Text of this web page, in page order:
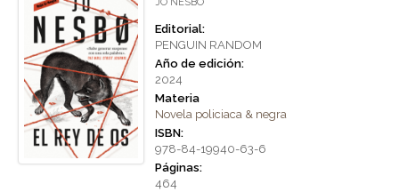
Editorial:
PENGUIN RANDOM
Año de edición:
2024
Materia
Novela policiaca & negra
ISBN:
978-84-19940-63-6
Páginas:
464